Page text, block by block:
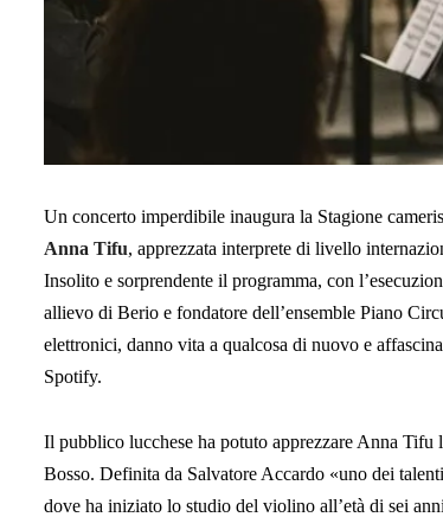
Un concerto imperdibile inaugura la Stagione
Anna Tifu, apprezzata interprete di livello
Insolito e sorprendente il programma, con
allievo di Berio e fondatore dell’ensemble Piano
elettronici, danno vita a qualcosa di nuovo e
Spotify.
Il pubblico lucchese ha potuto apprezzare Anna Tifu
Bosso. Definita da Salvatore Accardo «uno dei
dove ha iniziato lo studio del violino all’età di sei